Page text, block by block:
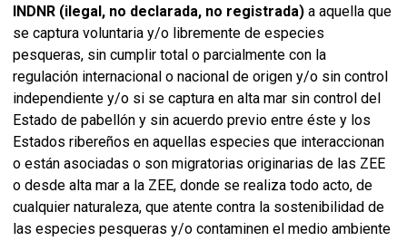
INDNR (ilegal, no declarada, no registrada) a aquella que
se captura voluntaria y/o libremente de especies
pesqueras, sin cumplir total o parcialmente con la
regulación internacional o nacional de origen y/o sin control
independiente y/o si se captura en alta mar sin control del
Estado de pabellón y sin acuerdo previo entre éste y los
Estados ribereños en aquellas especies que interaccionan
o están asociadas o son migratorias originarias de las ZEE
o desde alta mar a la ZEE, donde se realiza todo acto, de
cualquier naturaleza, que atente contra la sostenibilidad de
las especies pesqueras y/o contaminen el medio ambiente